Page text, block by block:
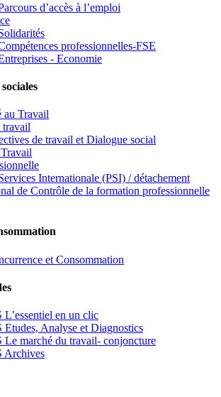
d’accès à l’emploi
professionnelles-FSE
- Economie
au Travail
travail
de travail et Dialogue social
Internationale (PSI) / détachement
de Contrôle de la formation professionnelle
et Consommation
en un clic
Analyse et Diagnostics
Le marché du travail- conjoncture
Archives